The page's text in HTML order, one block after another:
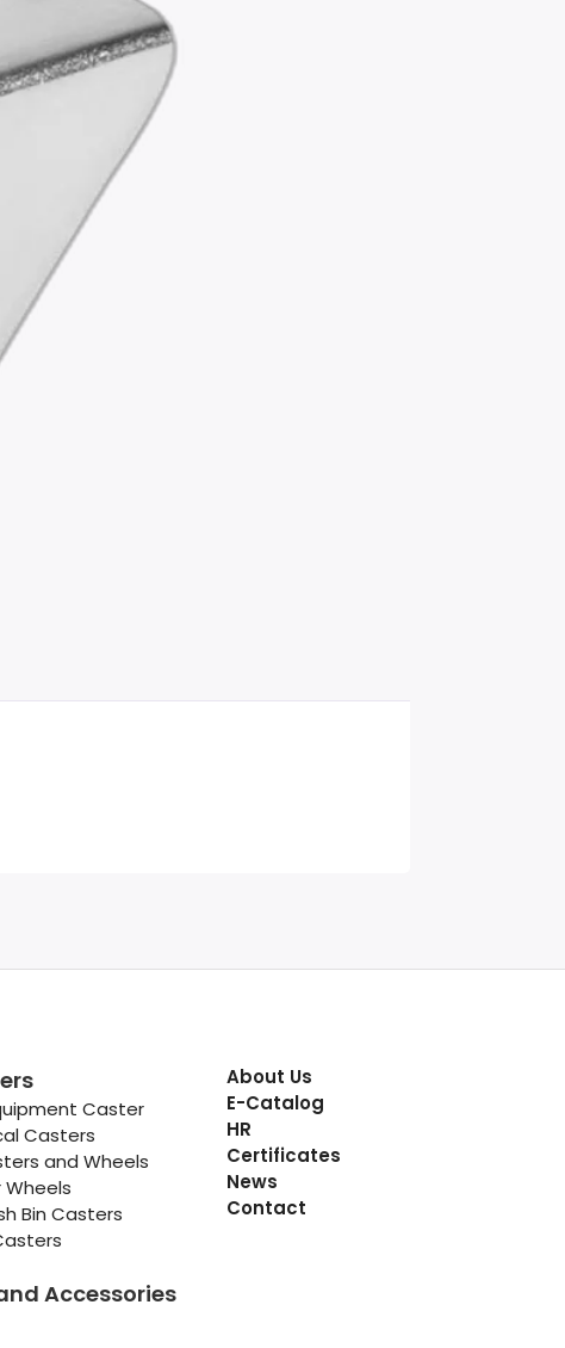
Caster
Casters
and Wheels
Bin Casters
Accessories
About Us
E-Catalog
HR
Certificates
News
Contact